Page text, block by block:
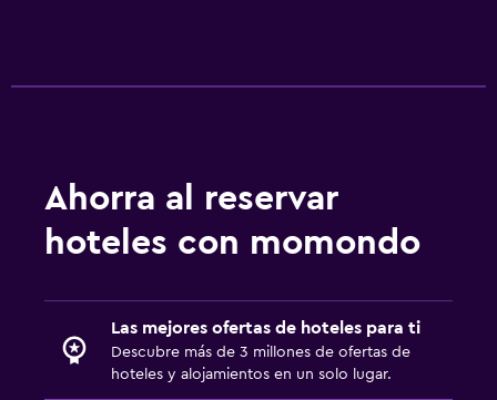
Ahorra al reservar
hoteles con momondo
Las mejores ofertas de hoteles para ti
Descubre más de 3 millones de ofertas de
hoteles y alojamientos en un solo lugar.